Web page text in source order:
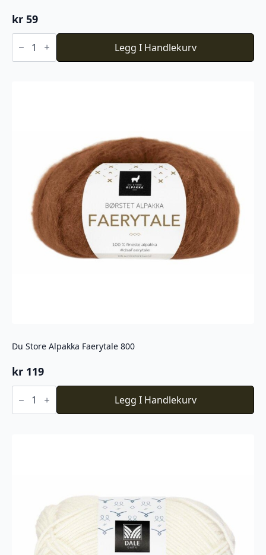
kr 59
Dale
baby
8518
Legg I Handlekurv
Du Store Alpakka Faerytale 800
kr 119
Du
Store
Faerytale
Legg I Handlekurv